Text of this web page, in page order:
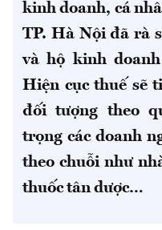
kinh doanh, cá
TP. Hà Nội đã rà
và hộ kinh
Hiện cục thuế sẽ
đối tượng theo
trọng các doanh
theo chuỗi như
thuốc tân dược…